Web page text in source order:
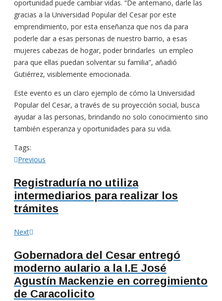
oportunidad puede cambiar vidas. “De antemano, darle las
gracias a la Universidad Popular del Cesar por este
emprendimiento, por esta enseñanza que nos da para
poderle dar a esas personas de nuestro barrio, a esas
mujeres cabezas de hogar, poder brindarles un empleo
para que ellas puedan solventar su familia”, añadió
Gutiérrez, visiblemente emocionada.
Este evento es un claro ejemplo de cómo la Universidad
Popular del Cesar, a través de su proyección social, busca
ayudar a las personas, brindando no solo conocimiento sino
también esperanza y oportunidades para su vida.
Tags:
Navegación
de
entradas
Previous
Registraduría no utiliza
intermediarios para realizar los
trámites
Next
Gobernadora del Cesar entregó
moderno aulario a la I.E José
Agustín Mackenzie en corregimiento
de Caracolicito